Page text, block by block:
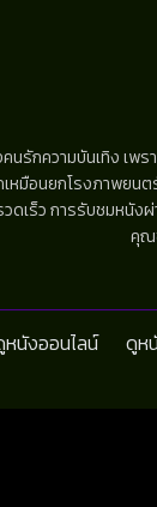
รักความบันเทิง เพร
มือนยกโรงภาพยน
ร็ว การรับชมหนัง
คุณ
นังออนไลน์ ดูห